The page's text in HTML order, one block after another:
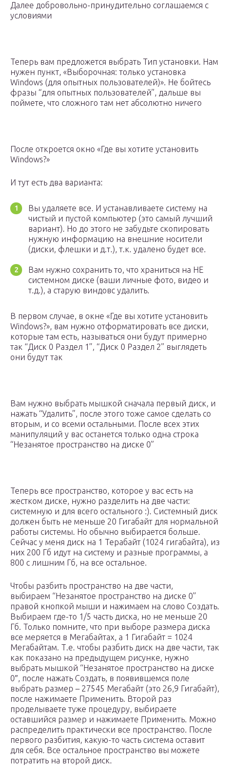
Далее добровольно-принудительно соглашаемся с
условиями
Теперь вам предложется выбрать Тип установки. Нам
нужен пункт, «Выборочная: только установка
Windows (для опытных пользователей)». Не бойтесь
фразы “для опытных пользователей”, дальше вы
поймете, что сложного там нет абсолютно ничего
После откроется окно «Где вы хотите установить
Windows?»
И тут есть два варианта:
Вы удаляете все. И устанавливаете систему на
чистый и пустой компьютер (это самый лучший
вариант). Но до этого не забудьте скопировать
нужную информацию на внешние носители
(диски, флешки и д.т.), т.к. удалено будет все.
Вам нужно сохранить то, что храниться на НЕ
системном диске (ваши личные фото, видео и
т.д.), а старую виндовс удалить.
В первом случае, в окне «Где вы хотите установить
Windows?», вам нужно отформатировать все диски,
которые там есть, называться они будут примерно
так “Диск 0 Раздел 1”, “Диск 0 Раздел 2” выглядеть
они будут так
Вам нужно выбрать мышкой сначала первый диск, и
нажать “Удалить”, после этого тоже самое сделать со
вторым, и со всеми остальными. После всех этих
манипуляций у вас останется только одна строка
“Незанятое пространство на диске 0”
Теперь все пространство, которое у вас есть на
жестком диске, нужно разделить на две части:
системную и для всего остального :). Системный диск
должен быть не меньше 20 Гигабайт для нормальной
работы системы. Но обычно выбирается больше.
Сейчас у меня диск на 1 Терабайт (1024 гигабайта), из
них 200 Гб идут на систему и разные программы, а
800 с лишним Гб, на все остальное.
Чтобы разбить пространство на две части,
выбираем “Незанятое пространство на диске 0”
правой кнопкой мыши и нажимаем на слово Создать.
Выбираем где-то 1/5 часть диска, но не меньше 20
Гб. Только помните, что при выборе размера диска
все меряется в Мегабайтах, а 1 Гигабайт = 1024
Мегабайтам. Т.е. чтобы разбить диск на две части, так
как показано на предыдущем рисунке, нужно
выбрать мышкой “Незанятое пространство на диске
0″, после нажать Создать, в появившемся поле
выбрать размер – 27545 Мегабайт (это 26,9 Гигабайт),
после нажимаете Применить. Второй раз
проделываете туже процедуру, выбираете
оставшийся размер и нажимаете Применить. Можно
распределить практически все пространство. После
первого разбития, какую-то часть система оставит
для себя. Все остальное пространство вы можете
потратить на второй диск.